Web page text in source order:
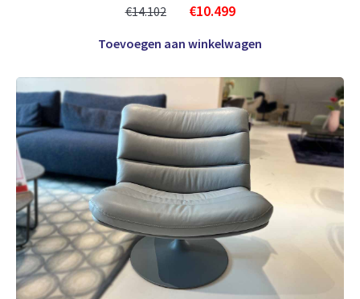
€14.102 €10.499
Toevoegen aan winkelwagen